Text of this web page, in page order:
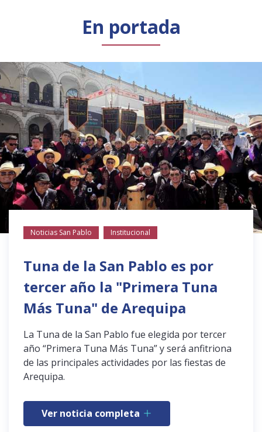
En portada
Noticias San Pablo Institucional
Tuna de la San Pablo es por
tercer año la "Primera Tuna
Más Tuna" de Arequipa
La Tuna de la San Pablo fue elegida por tercer
año “Primera Tuna Más Tuna” y será anfitriona
de las principales actividades por las fiestas de
Arequipa.
Ver noticia completa